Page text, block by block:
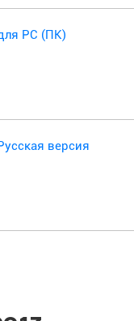
PC (ПК)
версия